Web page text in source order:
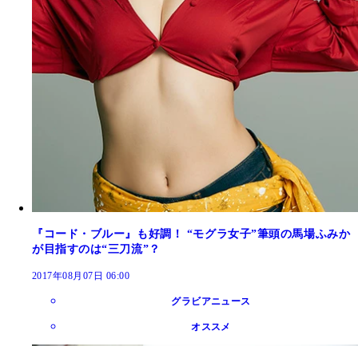
『コード・ブルー』も好調！ “モグラ女子”筆頭の馬場ふみか
が目指すのは“三刀流”？
2017年08月07日 06:00
グラビアニュース
オススメ